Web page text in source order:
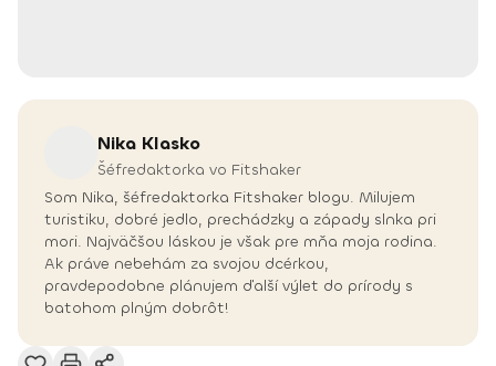
Nika Klasko
Šéfredaktorka vo Fitshaker
Som Nika, šéfredaktorka Fitshaker blogu. Milujem
turistiku, dobré jedlo, prechádzky a západy slnka pri
mori. Najväčšou láskou je však pre mňa moja rodina.
Ak práve nebehám za svojou dcérkou,
pravdepodobne plánujem ďalší výlet do prírody s
batohom plným dobrôt!